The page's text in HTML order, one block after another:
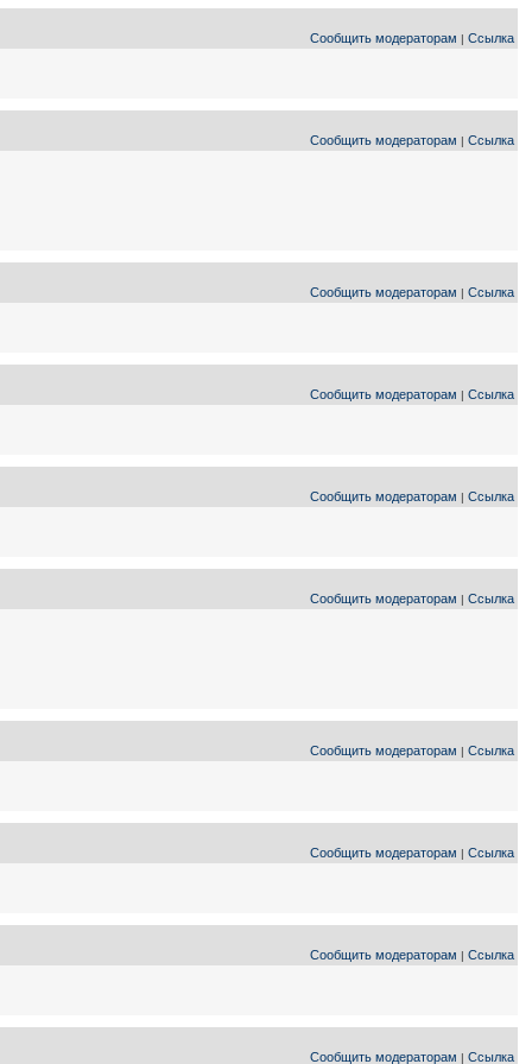
Сообщить модераторам Ссылка
Сообщить модераторам Ссылка
Сообщить модераторам Ссылка
Сообщить модераторам Ссылка
Сообщить модераторам Ссылка
Сообщить модераторам Ссылка
Сообщить модераторам Ссылка
Сообщить модераторам Ссылка
Сообщить модераторам Ссылка
Сообщить модераторам Ссылка